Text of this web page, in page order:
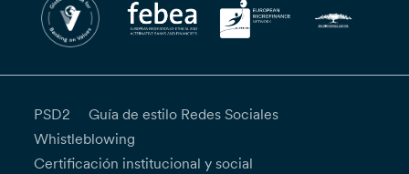
PSD2
Guía de estilo Redes Sociales
Whistleblowing
Certificación institucional y social